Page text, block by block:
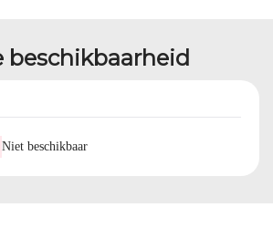
beschikbaarheid
Niet beschikbaar